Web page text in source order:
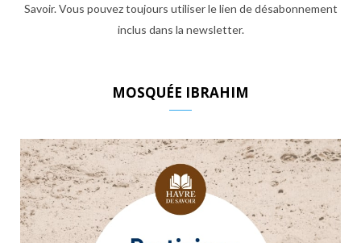
Savoir. Vous pouvez toujours utiliser le lien de désabonnement
inclus dans la newsletter.
MOSQUÉE IBRAHIM